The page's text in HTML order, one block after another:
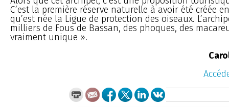
C’est la première réserve naturelle à avoir été créée
qu’est née la Ligue de protection des oiseaux.
milliers de Fous de Bassan, des phoques, des
vraiment unique ».